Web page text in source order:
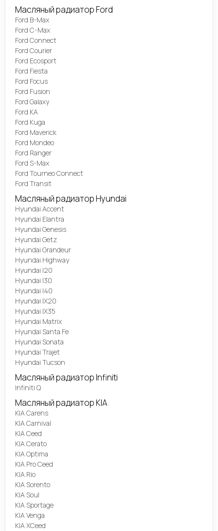
Масляный радиатор Ford
Ford B-Max
Ford C-Max
Ford Connect
Ford Courier
Ford Ecosport
Ford Fiesta
Ford Focus
Ford Fusion
Ford Galaxy
Ford KA
Ford Kuga
Ford Maverick
Ford Mondeo
Ford Ranger
Ford S-Max
Ford Tourneo Connect
Ford Transit
Масляный радиатор Hyundai
Hyundai Accent
Hyundai Elantra
Hyundai Genesis
Hyundai Getz
Hyundai Grandeur
Hyundai Highway
Hyundai I20
Hyundai I30
Hyundai I40
Hyundai IX20
Hyundai IX35
Hyundai Matrix
Hyundai Santa Fe
Hyundai Sonata
Hyundai Trajet
Hyundai Tucson
Масляный радиатор Infiniti
Infiniti Q
Масляный радиатор KIA
KIA Carens
KIA Carnival
KIA Ceed
KIA Cerato
KIA Optima
KIA Pro Ceed
KIA Rio
KIA Sorento
KIA Soul
KIA Sportage
KIA Venga
KIA XCeed